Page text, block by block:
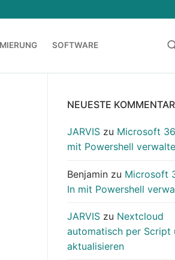
SOFTWARE
NEUESTE
JARVIS zu Microsoft
mit Powershell
Benjamin zu Microsoft
In mit Powershell
JARVIS zu Nextcloud
automatisch per Script
aktualisieren